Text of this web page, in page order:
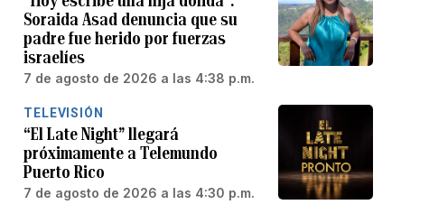
Soraida Asad denuncia que su
padre fue herido por fuerzas
israelíes
7 de agosto de 2026 a las 4:38 p.m.
TELEVISIÓN
“El Late Night” llegará
próximamente a Telemundo
Puerto Rico
7 de agosto de 2026 a las 4:30 p.m.